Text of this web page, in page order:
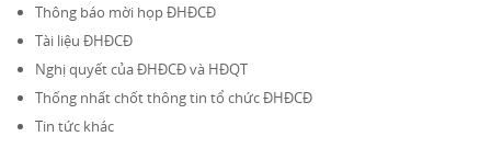
Thông báo mời họp ĐHĐCĐ
Tài liệu ĐHĐCĐ
Nghị quyết của ĐHĐCĐ và HĐQT
Thống nhất chốt thông tin tổ chức ĐHĐCĐ
Tin tức khác